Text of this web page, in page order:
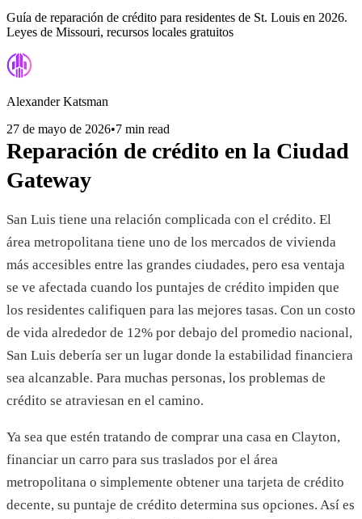
Guía de reparación de crédito para residentes de St. Louis en 2026.
Leyes de Missouri, recursos locales gratuitos
Alexander Katsman
27 de mayo de 2026•7 min read
Reparación de crédito en la Ciudad
Gateway
San Luis tiene una relación complicada con el crédito. El
área metropolitana tiene uno de los mercados de vivienda
más accesibles entre las grandes ciudades, pero esa ventaja
se ve afectada cuando los puntajes de crédito impiden que
los residentes califiquen para las mejores tasas. Con un costo
de vida alrededor de 12% por debajo del promedio nacional,
San Luis debería ser un lugar donde la estabilidad financiera
sea alcanzable. Para muchas personas, los problemas de
crédito se atraviesan en el camino.
Ya sea que estén tratando de comprar una casa en Clayton,
financiar un carro para sus traslados por el área
metropolitana o simplemente obtener una tarjeta de crédito
decente, su puntaje de crédito determina sus opciones. Así es